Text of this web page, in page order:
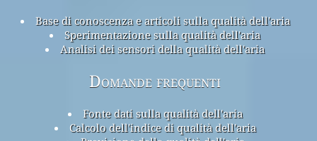
Base di conoscenza e articoli sulla qualità dell'aria
Sperimentazione sulla qualità dell'aria
Analisi dei sensori della qualità dell'aria
Domande frequenti
Fonte dati sulla qualità dell'aria
Calcolo dell'indice di qualità dell'aria